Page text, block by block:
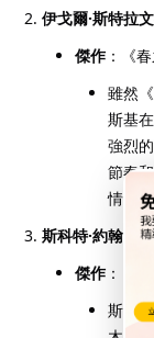
伊戈爾·斯特拉
傑作：《
雖然
斯基
強烈
節奏
情感。
斯科特·約翰遜
傑作：《
斯科